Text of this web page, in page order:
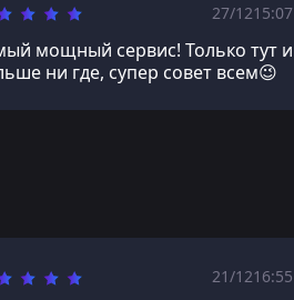
27/1215:07
мощный сервис! Только тут и
ни где, супер совет всем😉
21/1216:55